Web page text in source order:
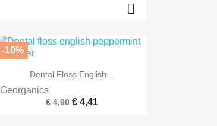

 Snel bekijken
Dental Floss English...
Georganics
€ 4,90 € 4,41
-10%